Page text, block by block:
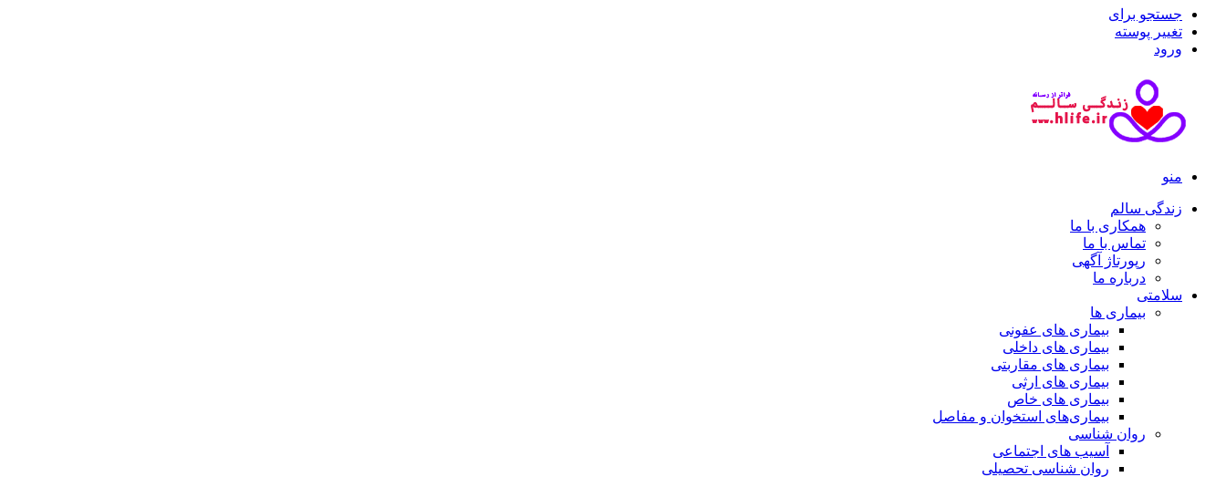
جستجو برای
تغییر پوسته
ورود
منو
زندگی سالم
همکاری با ما
تماس با ما
رپورتاژ آگهی
درباره ما
سلامتی
بیماری ها
بیماری های عفونی
بیماری های داخلی
بیماری های مقاربتی
بیماری های ارثی
بیماری های خاص
بیماری‌های استخوان و مفاصل
روان شناسی
آسیب های اجتماعی
روان شناسی تحصیلی